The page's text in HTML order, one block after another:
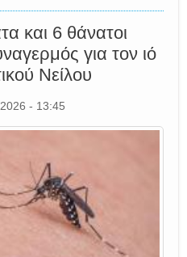
και 6 θάνατοι
για τον ιό
Νείλου
- 13:45